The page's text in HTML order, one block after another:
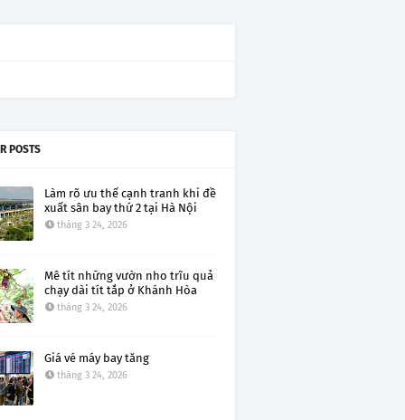
POSTS
Làm rõ ưu thế cạnh tranh khi đề
xuất sân bay thứ 2 tại Hà Nội
tháng 3 24, 2026
Mê tít những vườn nho trĩu quả
chạy dài tít tắp ở Khánh Hòa
tháng 3 24, 2026
Giá vé máy bay tăng
tháng 3 24, 2026